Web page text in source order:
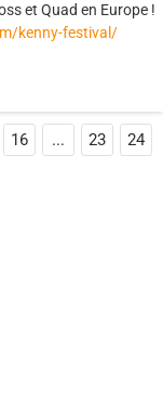
et Quad en Europe !
kenny-festival/
16 ... 23
24